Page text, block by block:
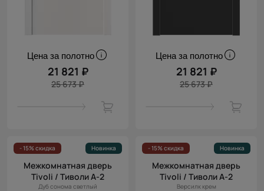
Цена за полотно
21 821 ₽
25 673 ₽
Цена за полотно
21 821 ₽
25 673 ₽
- 15% скидка Новинка
Межкомнатная дверь
Tivoli / Тиволи А-2
Дуб сонома светлый
- 15% скидка Новинка
Межкомнатная дверь
Tivoli / Тиволи А-2
Версилк крем